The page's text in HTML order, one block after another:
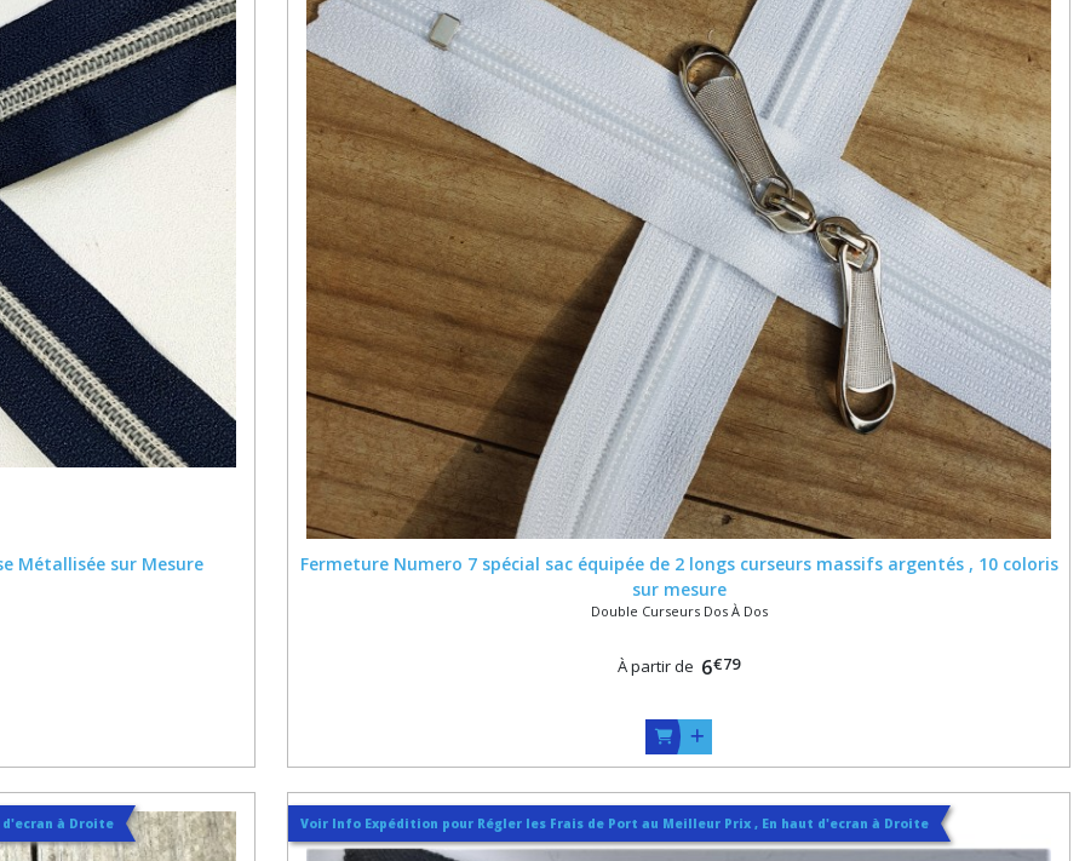
Métallisée sur Mesure
Fermeture Numero 7 spécial sac équipée de 2 longs curseurs massifs argentés , 10 coloris
sur mesure
Double Curseurs Dos À Dos
À partir de 6€79
à Droite Voir Info Expédition pour Régler les Frais de Port au Meilleur Prix , En haut d'ecran à Droite